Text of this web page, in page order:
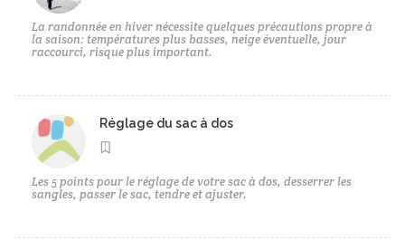
La randonnée en hiver nécessite quelques précautions propre à
la saison: températures plus basses, neige éventuelle, jour
raccourci, risque plus important.
Réglage du sac à dos
Les 5 points pour le réglage de votre sac à dos, desserrer les
sangles, passer le sac, tendre et ajuster.